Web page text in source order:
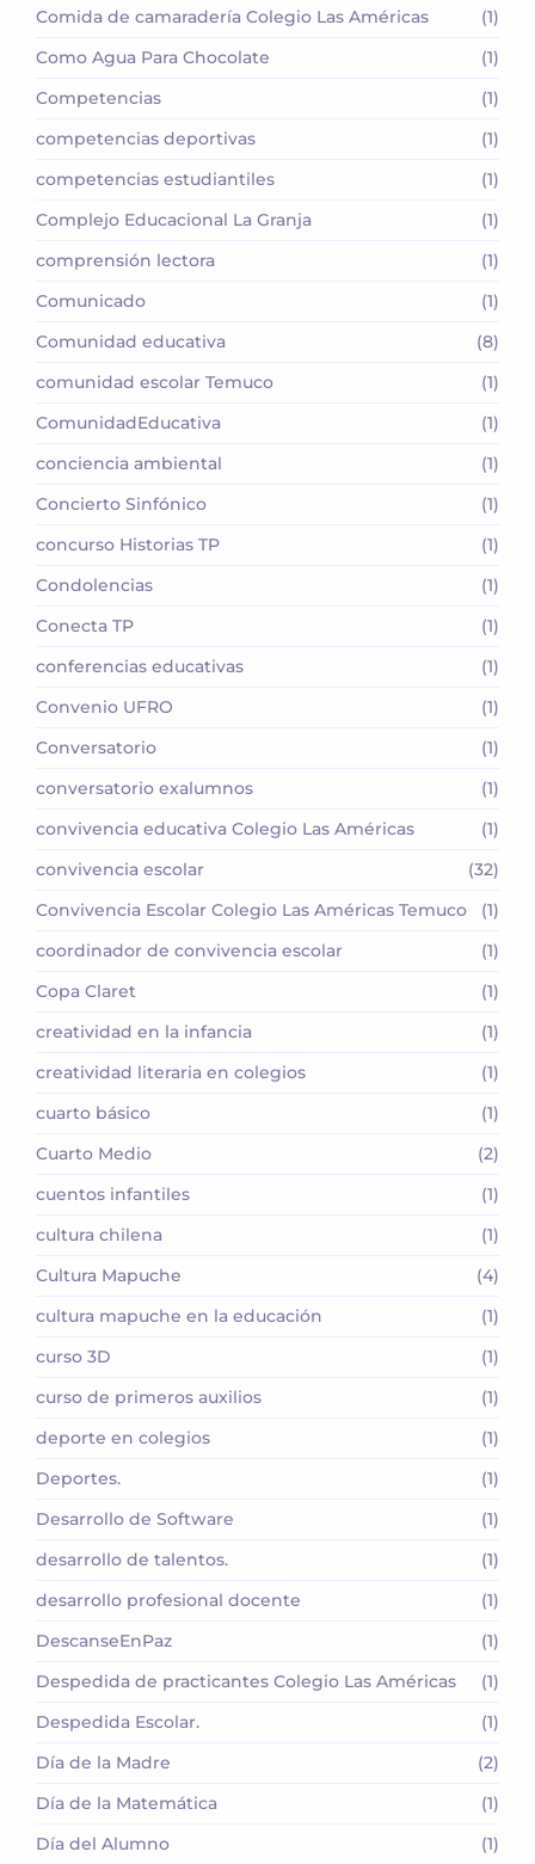
Comida de camaradería Colegio Las Américas
(1)
Como Agua Para Chocolate
(1)
Competencias
(1)
competencias deportivas
(1)
competencias estudiantiles
(1)
Complejo Educacional La Granja
(1)
comprensión lectora
(1)
Comunicado
(1)
Comunidad educativa
(8)
comunidad escolar Temuco
(1)
ComunidadEducativa
(1)
conciencia ambiental
(1)
Concierto Sinfónico
(1)
concurso Historias TP
(1)
Condolencias
(1)
Conecta TP
(1)
conferencias educativas
(1)
Convenio UFRO
(1)
Conversatorio
(1)
conversatorio exalumnos
(1)
convivencia educativa Colegio Las Américas
(1)
convivencia escolar
(32)
Convivencia Escolar Colegio Las Américas Temuco
(1)
coordinador de convivencia escolar
(1)
Copa Claret
(1)
creatividad en la infancia
(1)
creatividad literaria en colegios
(1)
cuarto básico
(1)
Cuarto Medio
(2)
cuentos infantiles
(1)
cultura chilena
(1)
Cultura Mapuche
(4)
cultura mapuche en la educación
(1)
curso 3D
(1)
curso de primeros auxilios
(1)
deporte en colegios
(1)
Deportes.
(1)
Desarrollo de Software
(1)
desarrollo de talentos.
(1)
desarrollo profesional docente
(1)
DescanseEnPaz
(1)
Despedida de practicantes Colegio Las Américas
(1)
Despedida Escolar.
(1)
Día de la Madre
(2)
Día de la Matemática
(1)
Día del Alumno
(1)